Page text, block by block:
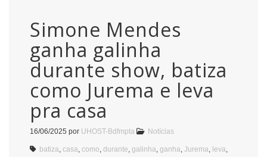
Simone Mendes
ganha galinha
durante show, batiza
como Jurema e leva
pra casa
16/06/2025 por UHOST-Bdfmpta Notícias
batiza casa como durante galinha ganha Jurema leva